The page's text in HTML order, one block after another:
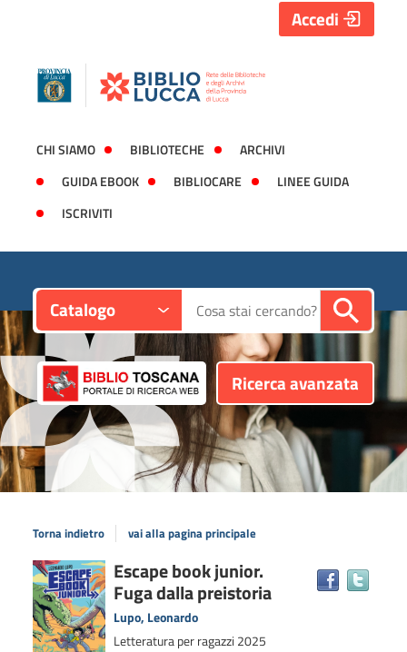
CHI SIAMO BIBLIOTECHE
ARCHIVI
GUIDA EBOOK
BIBLIOCARE
LINEE GUIDA
ISCRIVITI
Accedi
Catalogo Cerca su "Catalogo"
Ricerca avanzata
Torna indietro vai alla pagina principale
Dettaglio
del
documento
Escape book junior.
Fuga dalla preistoria
Lupo, Leonardo
Letteratura per ragazzi 2025